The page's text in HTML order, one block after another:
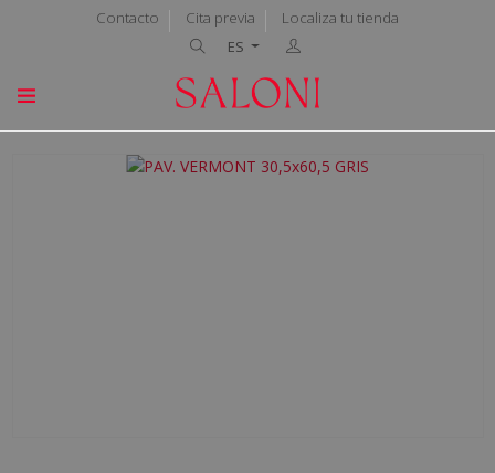
Contacto Cita previa
Localiza tu tienda
ES